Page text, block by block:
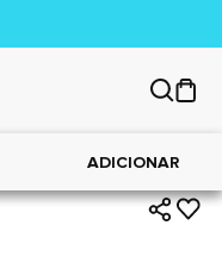
ADICIONAR